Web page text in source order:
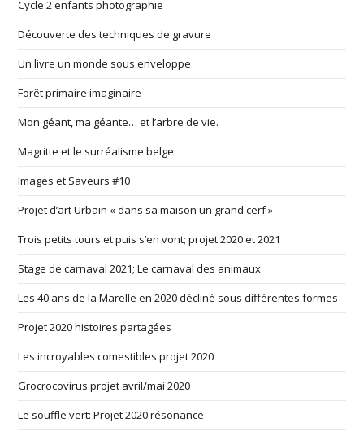
Cycle 2 enfants photographie
Découverte des techniques de gravure
Un livre un monde sous enveloppe
Forêt primaire imaginaire
Mon géant, ma géante… et l’arbre de vie.
Magritte et le surréalisme belge
Images et Saveurs #10
Projet d’art Urbain « dans sa maison un grand cerf »
Trois petits tours et puis s’en vont; projet 2020 et 2021
Stage de carnaval 2021; Le carnaval des animaux
Les 40 ans de la Marelle en 2020 décliné sous différentes formes
Projet 2020 histoires partagées
Les incroyables comestibles projet 2020
Grocrocovirus projet avril/mai 2020
Le souffle vert: Projet 2020 résonance